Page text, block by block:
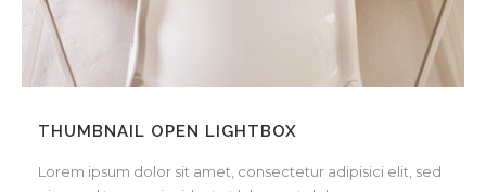
THUMBNAIL OPEN LIGHTBOX
Lorem ipsum dolor sit amet, consectetur adipisici elit, sed